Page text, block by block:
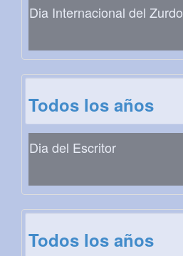
Dia Internacional del Zurdo
Todos los años
Dia del Escritor
Todos los años